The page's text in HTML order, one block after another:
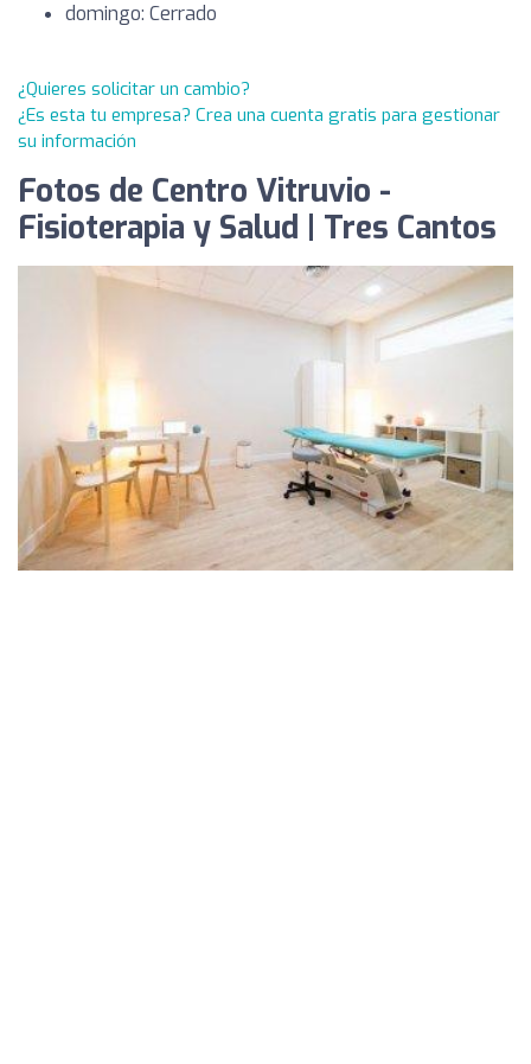
domingo: Cerrado
¿Quieres solicitar un cambio?
¿Es esta tu empresa? Crea una cuenta gratis para gestionar
su información
Fotos de Centro Vitruvio -
Fisioterapia y Salud | Tres Cantos